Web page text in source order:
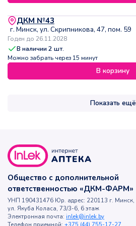
ДКМ №43
г. Минск, ул. Скрипникова, 47, пом. 59
Годен до 26.11.2028
В наличии2 шт.
Можно забрать через 15 минут
В корзину
Показать ещё
Общество с дополнительной
ответственностью «ДКМ-ФАРМ»
УНП 190431476 Юр. адрес: 220113 г. Минск,
ул. Якуба Коласа, 73/3-6, 6 этаж
Электронная почта: inlek@inlek.by